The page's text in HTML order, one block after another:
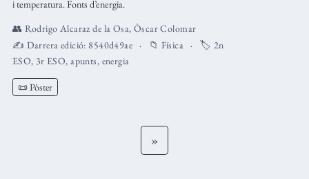
i temperatura. Fonts d’energia.
👥 Rodrigo Alcaraz de la Osa, Òscar Colomar
✍️ Darrera edició: 8540d49ae 📁 Física 🏷️ 2n
ESO, 3r ESO,apunts, energia
📜 Pòster
»